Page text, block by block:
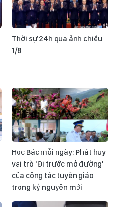
Thời sự 24h qua ảnh chiều
1/8
Học Bác mỗi ngày: Phát huy
vai trò 'Đi trước mở đường'
của công tác tuyên giáo
trong kỷ nguyên mới